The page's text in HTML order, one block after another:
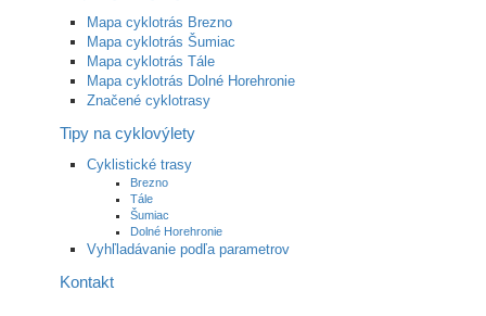
Mapa cyklotrás Brezno
Mapa cyklotrás Šumiac
Mapa cyklotrás Tále
Mapa cyklotrás Dolné Horehronie
Značené cyklotrasy
Tipy na cyklovýlety
Cyklistické trasy
Brezno
Tále
Šumiac
Dolné Horehronie
Vyhľladávanie podľa parametrov
Kontakt